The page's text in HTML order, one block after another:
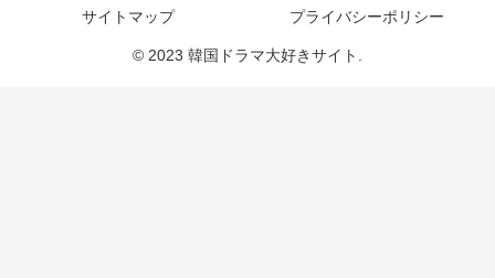
サイトマップ
プライバシーポリシー
© 2023 韓国ドラマ大好きサイト.